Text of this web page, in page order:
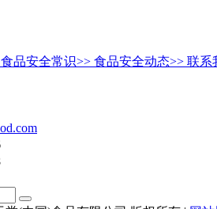
品安全常识>> 食品安全动态>> 联系